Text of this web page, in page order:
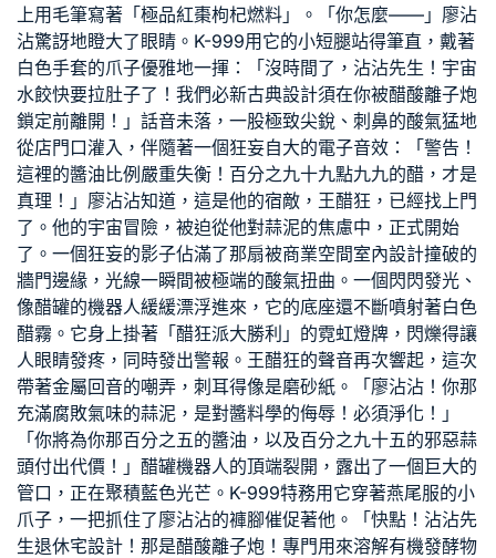
上用毛筆寫著「極品紅棗枸杞燃料」。「你怎麼——」廖沾
沾驚訝地瞪大了眼睛。K-999用它的小短腿站得筆直，戴著
白色手套的爪子優雅地一揮：「沒時間了，沾沾先生！宇宙
水餃快要拉肚子了！我們必新古典設計須在你被醋酸離子炮
鎖定前離開！」話音未落，一股極致尖銳、刺鼻的酸氣猛地
從店門口灌入，伴隨著一個狂妄自大的電子音效：「警告！
這裡的醬油比例嚴重失衡！百分之九十九點九九的醋，才是
真理！」廖沾沾知道，這是他的宿敵，王醋狂，已經找上門
了。他的宇宙冒險，被迫從他對蒜泥的焦慮中，正式開始
了。一個狂妄的影子佔滿了那扇被商業空間室內設計撞破的
牆門邊緣，光線一瞬間被極端的酸氣扭曲。一個閃閃發光、
像醋罐的機器人緩緩漂浮進來，它的底座還不斷噴射著白色
醋霧。它身上掛著「醋狂派大勝利」的霓虹燈牌，閃爍得讓
人眼睛發疼，同時發出警報。王醋狂的聲音再次響起，這次
帶著金屬回音的嘲弄，刺耳得像是磨砂紙。「廖沾沾！你那
充滿腐敗氣味的蒜泥，是對醬料學的侮辱！必須淨化！」
「你將為你那百分之五的醬油，以及百分之九十五的邪惡蒜
頭付出代價！」醋罐機器人的頂端裂開，露出了一個巨大的
管口，正在聚積藍色光芒。K-999特務用它穿著燕尾服的小
爪子，一把抓住了廖沾沾的褲腳催促著他。「快點！沾沾先
生退休宅設計 ！那是醋酸離子炮！專門用來溶解有機發酵物